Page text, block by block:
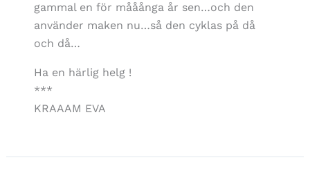
gammal en för mååånga år sen…och den
använder maken nu…så den cyklas på då
och då…
Ha en härlig helg !
***
KRAAAM EVA